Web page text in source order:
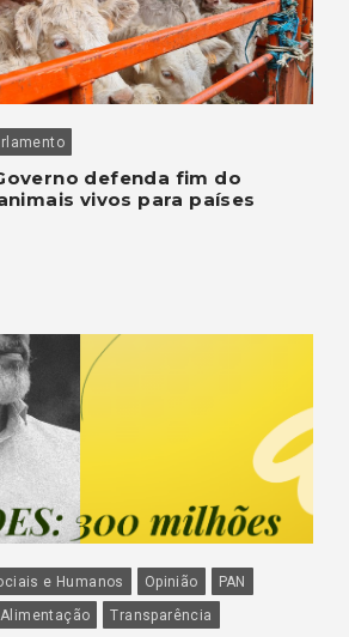
defenda fim do
vivos para países
e Humanos Opinião
PAN
Transparência